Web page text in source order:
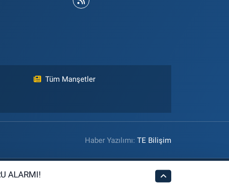
Tüm Manşetler
Haber Yazılımı:TE Bilişim
ALARMI!